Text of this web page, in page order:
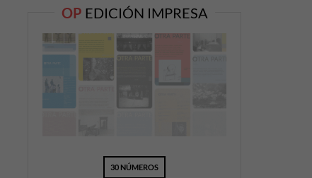
OP EDICIÓN IMPRESA
30 NÚMEROS